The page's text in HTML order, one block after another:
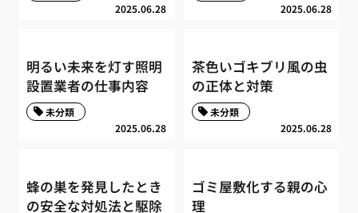
2025.06.28 2025.06.28
明るい未来を灯す照明
設置業者の仕事内容
2025.06.28
未分類
茶色いゴキブリ風の虫
の正体と対策
2025.06.28
未分類
蜂の巣を発見したとき
の安全な対処法と駆除
ゴミ屋敷化する親の心
理